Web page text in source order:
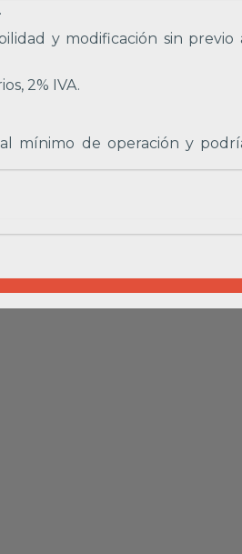
y modificación sin
2% IVA.
mínimo de operación y